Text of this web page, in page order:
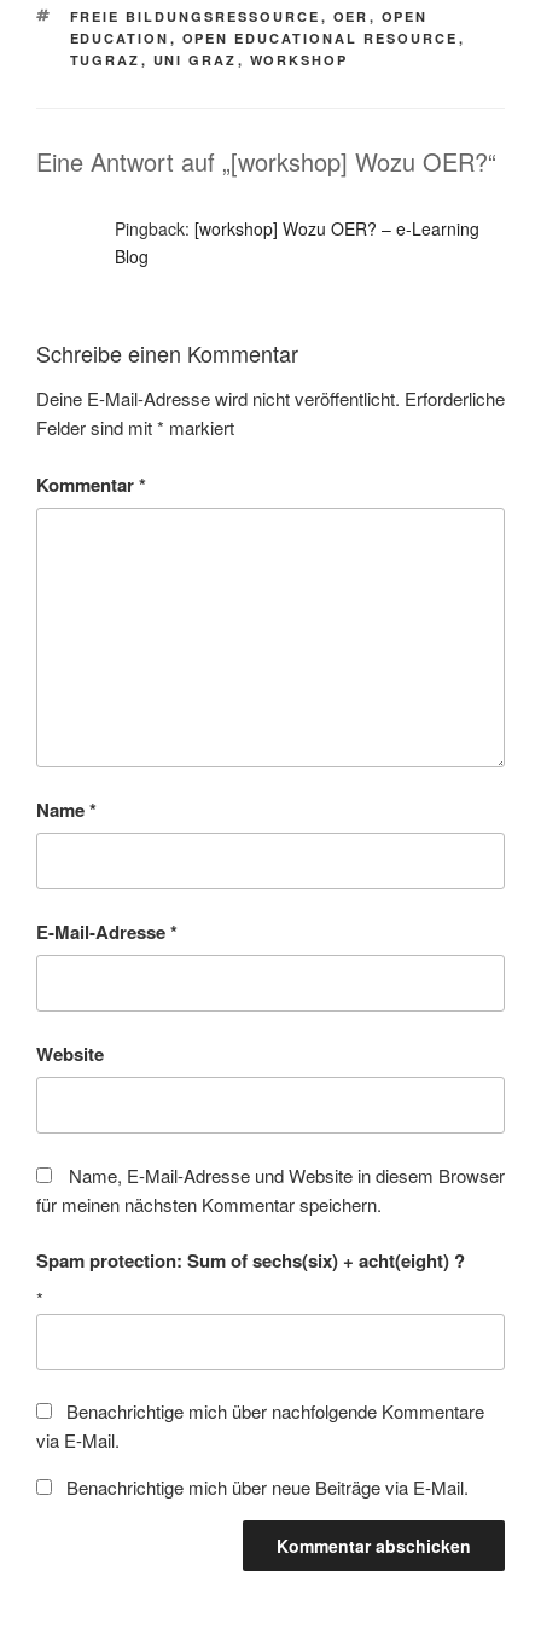
SCHLAGWÖRTER
FREIE BILDUNGSRESSOURCE , OER , OPEN
EDUCATION , OPEN EDUCATIONAL RESOURCE ,
TUGRAZ , UNI GRAZ , WORKSHOP
Eine Antwort auf „[workshop] Wozu OER?“
Pingback: [workshop] Wozu OER? – e-Learning
Blog
Schreibe einen Kommentar
Deine E-Mail-Adresse wird nicht veröffentlicht. Erforderliche
Felder sind mit* markiert
Kommentar*
Name*
E-Mail-Adresse*
Website
Name, E-Mail-Adresse und Website in diesem Browser
für meinen nächsten Kommentar speichern.
Spam protection: Sum of sechs(six) + acht(eight) ?
*
Benachrichtige mich über nachfolgende Kommentare
via E-Mail.
Benachrichtige mich über neue Beiträge via E-Mail.